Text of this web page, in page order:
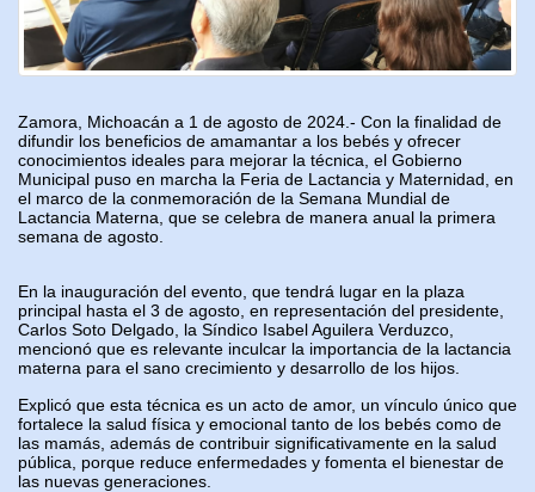
Zamora, Michoacán a 1 de agosto de 2024.- Con la finalidad de
difundir los beneficios de amamantar a los bebés y ofrecer
conocimientos ideales para mejorar la técnica, el Gobierno
Municipal puso en marcha la Feria de Lactancia y Maternidad , en
el marco de la conmemoración de la Semana Mundial de
Lactancia Materna, que se celebra de manera anual la primera
semana de agosto.
En la inauguración del evento, que tendrá lugar en la plaza
principal hasta el 3 de agosto, en representación del presidente,
Carlos Soto Delgado, la Síndico Isabel Aguilera Verduzco,
mencionó que es relevante inculcar la importancia de la lactancia
materna para el sano crecimiento y desarrollo de los hijos.
Explicó que esta técnica es un acto de amor, un vínculo único que
fortalece la salud física y emocional tanto de los bebés como de
las mamás, además de contribuir significativamente en la salud
pública, porque reduce enfermedades y fomenta el bienestar de
las nuevas generaciones.